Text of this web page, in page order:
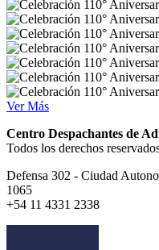
Ver Más
Centro Despachantes de
Todos los derechos
Defensa 302 - Ciudad
1065
+54 11 4331 2338